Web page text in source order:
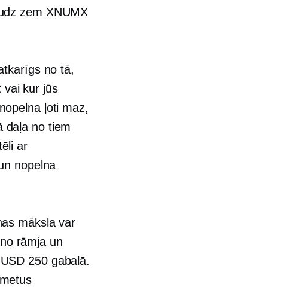
zem XNUMX
no tā,
vai kur jūs
ļoti maz,
daļa no tiem
ar
nopelna
māksla var
rāmja un
250 gabalā.